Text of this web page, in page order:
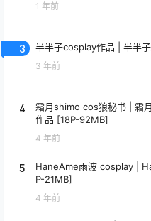
1 年前
3 半半子cosplay作品 | 半半
3 年前
4
霜月shimo cos狼秘书 | 霜
作品 [18P-92MB]
4 年前
5
HaneAme雨波 cosplay |
P-21MB]
4 年前